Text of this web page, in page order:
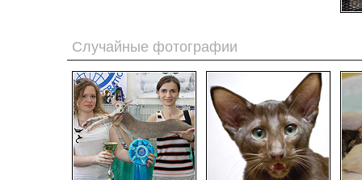
Случайные фотографии